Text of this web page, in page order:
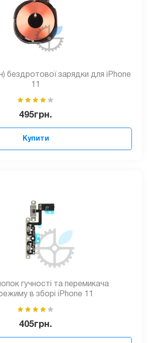
бездротової зарядки для iPhone
495грн.
Купити
гучності та перемикача
в зборі iPhone 11
405грн.